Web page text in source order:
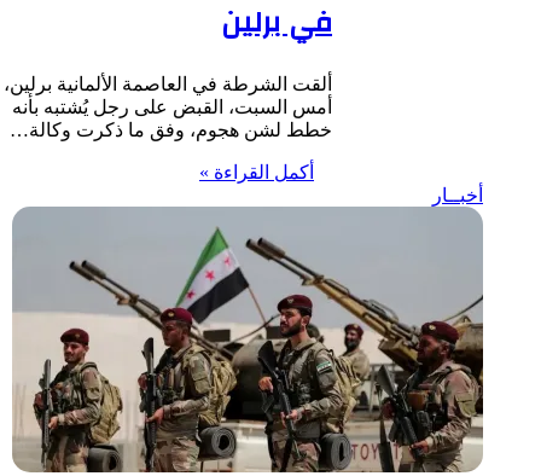
في برلين
ألقت الشرطة في العاصمة الألمانية برلين،
أمس السبت، القبض على رجل يُشتبه بأنه
خطط لشن هجوم، وفق ما ذكرت وكالة…
أكمل القراءة »
أخبــار